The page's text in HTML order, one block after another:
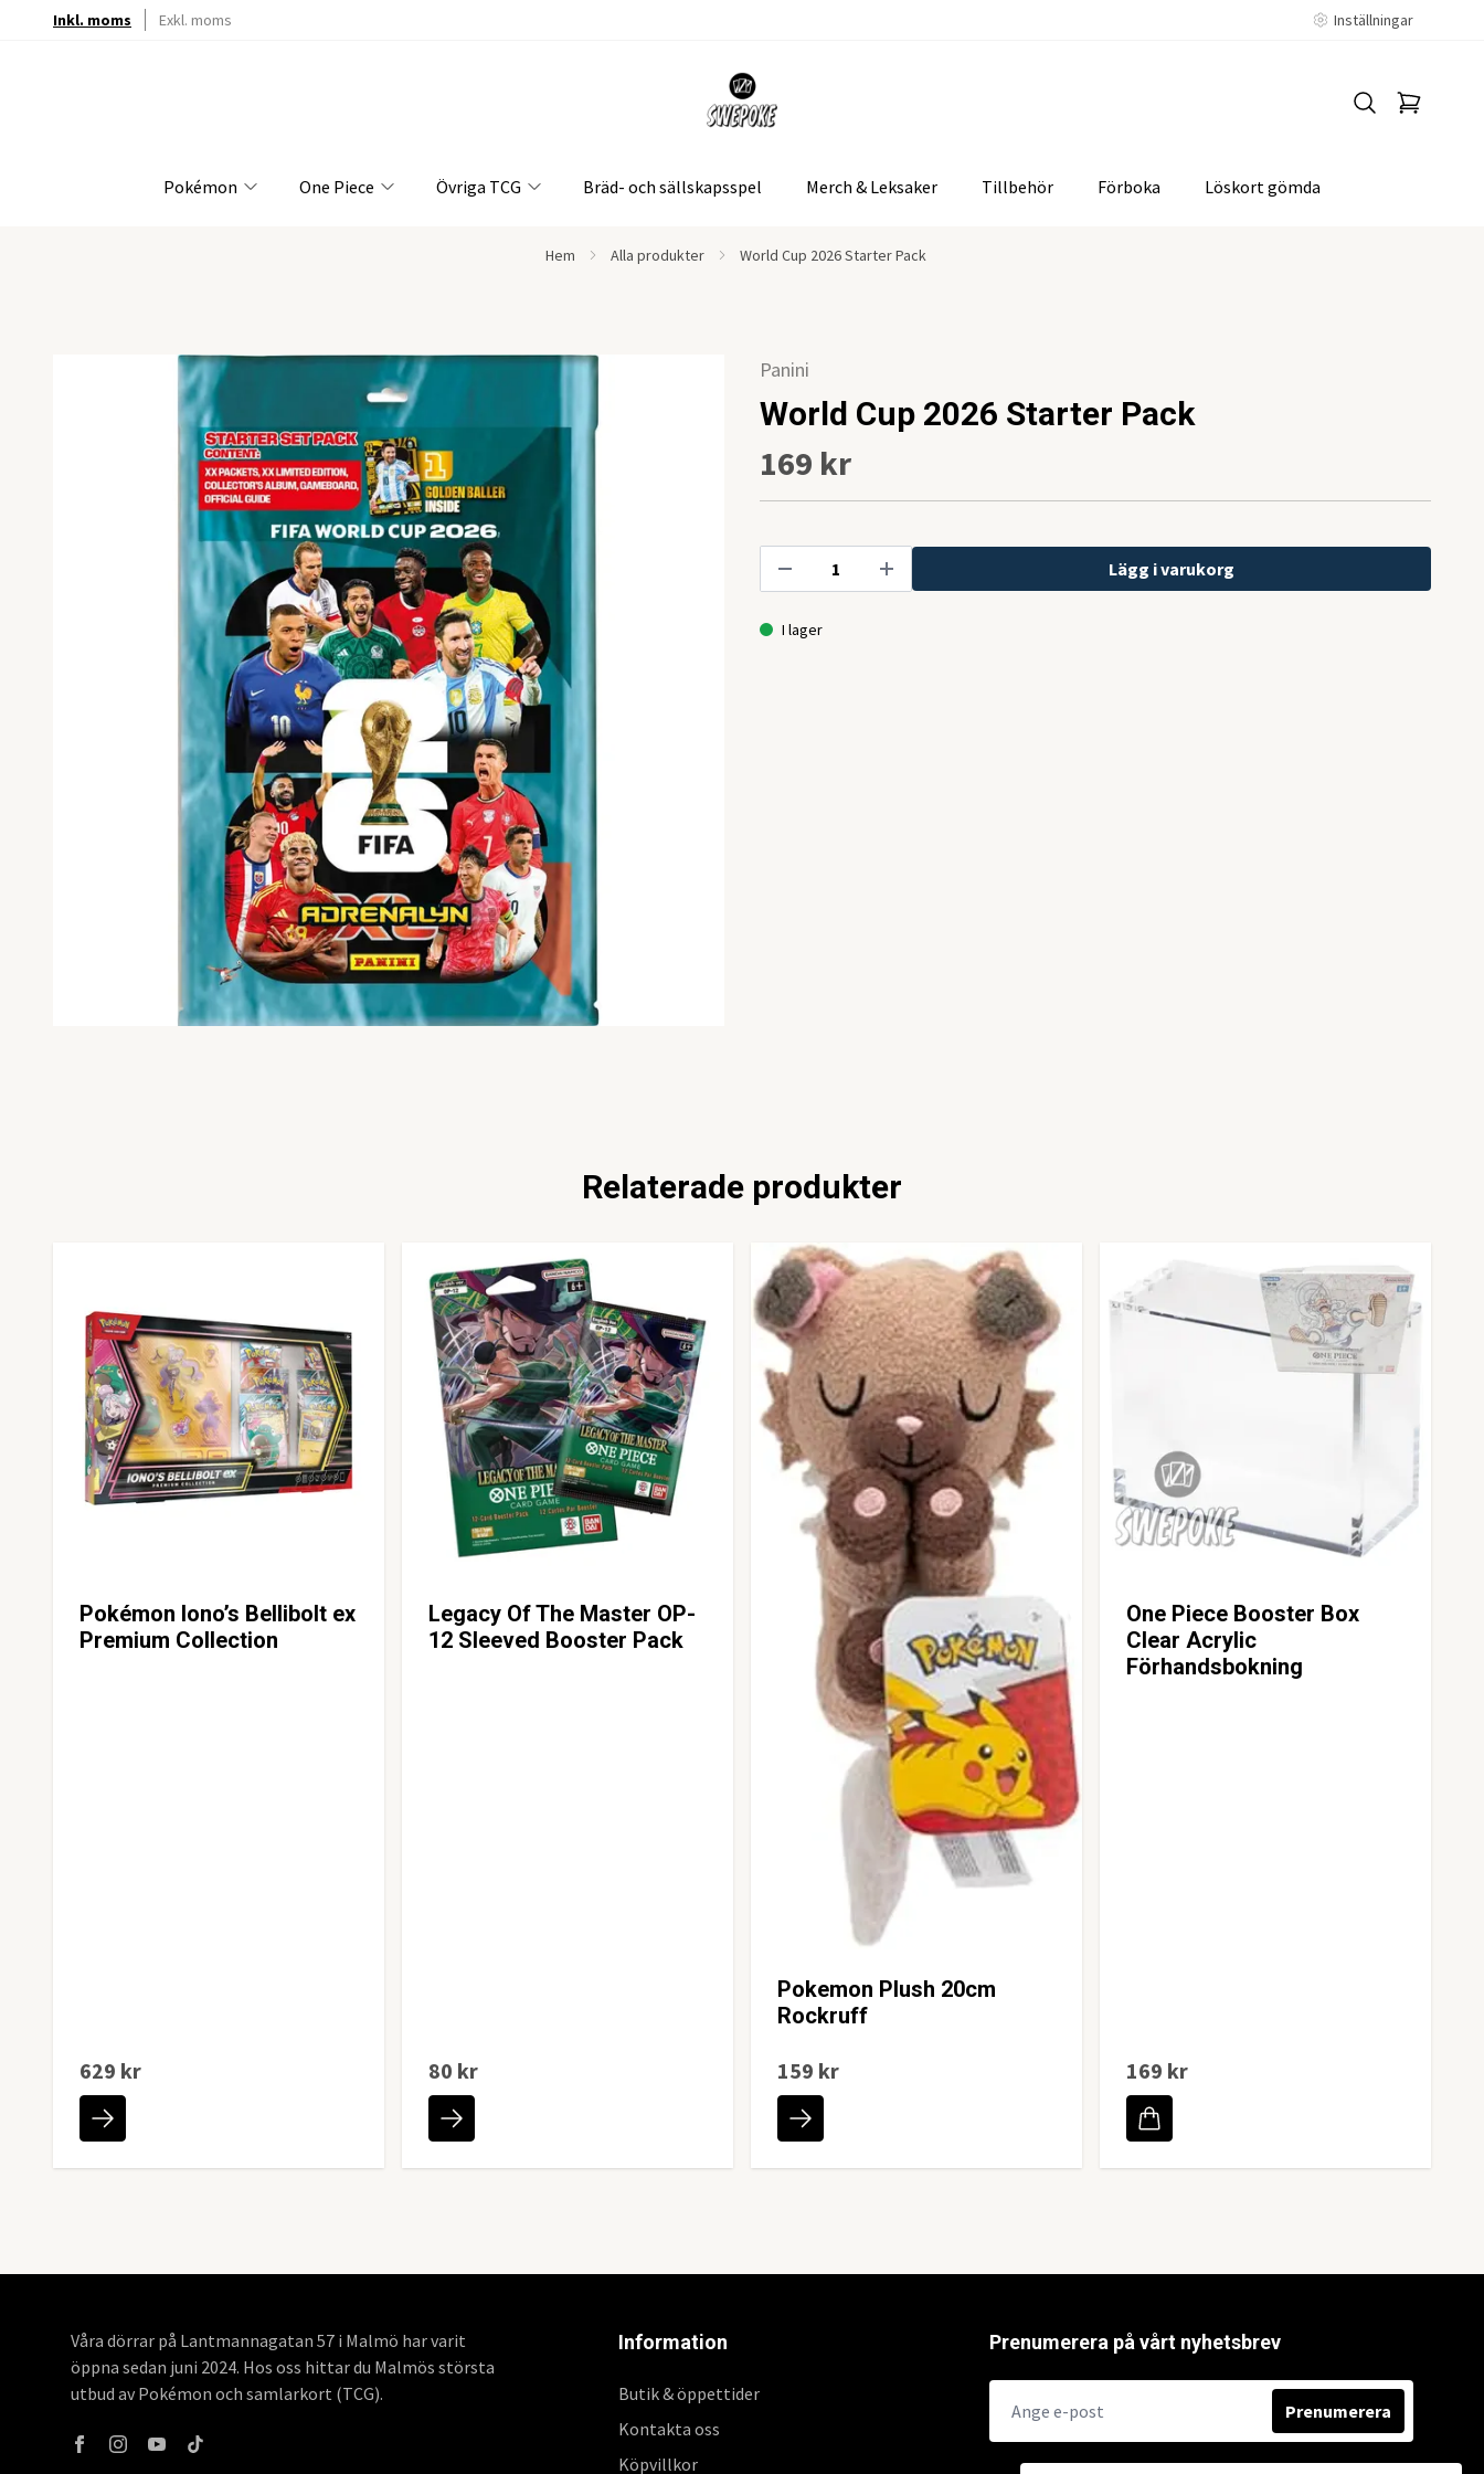
Inkl. moms Exkl. moms Inställningar
Pokémon One Piece Övriga TCG Bräd- och sällskapsspel Merch & Leksaker Tillbehör Förboka Löskort gömda
Hem Alla produkter World Cup 2026 Starter Pack
Panini
World Cup 2026 Starter Pack
169 kr
Lägg i varukorg
I lager
Relaterade produkter
Pokémon Iono’s Bellibolt ex
Premium Collection
629 kr
Legacy Of The Master OP-
12 Sleeved Booster Pack
80 kr
Pokemon Plush 20cm
Rockruff
159 kr
One Piece Booster Box
Clear Acrylic
Förhandsbokning
169 kr
Våra dörrar på Lantmannagatan 57 i Malmö har varit
öppna sedan juni 2024. Hos oss hittar du Malmös största
utbud av Pokémon och samlarkort (TCG).
Information
Butik & öppettider
Kontakta oss
Köpvillkor
Prenumerera på vårt nyhetsbrev
Prenumerera